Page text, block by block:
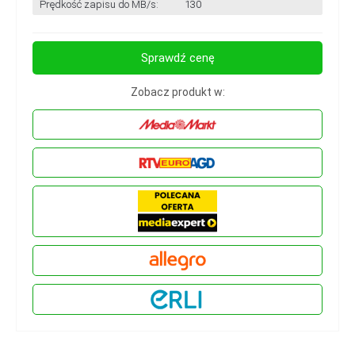
Prędkość zapisu do MB/s:
130
Sprawdź cenę
Zobacz produkt w: